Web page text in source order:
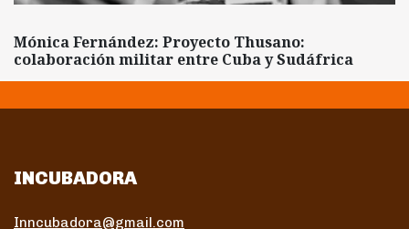
Mónica Fernández: Proyecto Thusano:
colaboración militar entre Cuba y Sudáfrica
INCUBADORA
Inncubadora@gmail.com